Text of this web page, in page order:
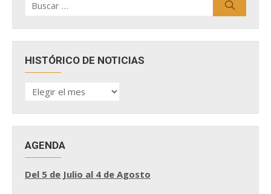
por:
HISTÓRICO DE NOTICIAS
HISTÓRICO
DE
AGENDA
Del 5 de Julio al 4 de Agosto